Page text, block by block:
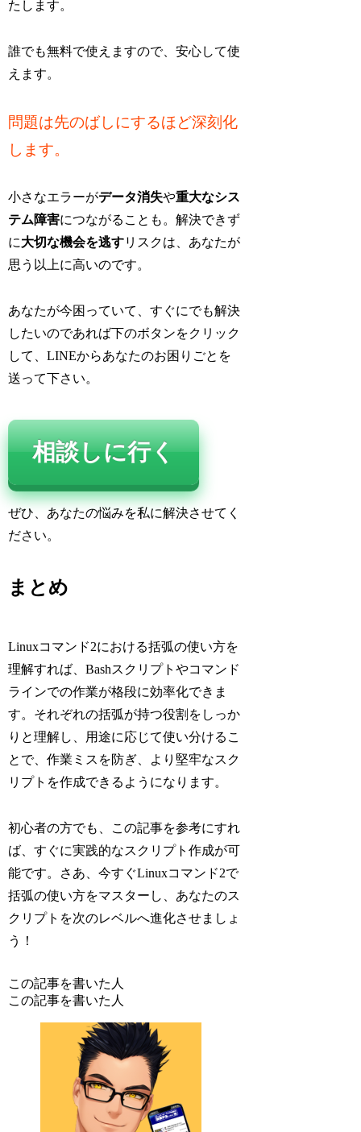
たします。
誰でも無料で使えますので、安心して使
えます。
問題は先のばしにするほど深刻化
します。
小さなエラーがデータ消失や重大なシス
テム障害につながることも。解決できず
に大切な機会を逃すリスクは、あなたが
思う以上に高いのです。
あなたが今困っていて、すぐにでも解決
したいのであれば下のボタンをクリック
して、LINEからあなたのお困りごとを
送って下さい。
相談しに行く
ぜひ、あなたの悩みを私に解決させてく
ださい。
まとめ
Linuxコマンド2における括弧の使い方を
理解すれば、Bashスクリプトやコマンド
ラインでの作業が格段に効率化できま
す。それぞれの括弧が持つ役割をしっか
りと理解し、用途に応じて使い分けるこ
とで、作業ミスを防ぎ、より堅牢なスク
リプトを作成できるようになります。
初心者の方でも、この記事を参考にすれ
ば、すぐに実践的なスクリプト作成が可
能です。さあ、今すぐLinuxコマンド2で
括弧の使い方をマスターし、あなたのス
クリプトを次のレベルへ進化させましょ
う！
この記事を書いた人
この記事を書いた人